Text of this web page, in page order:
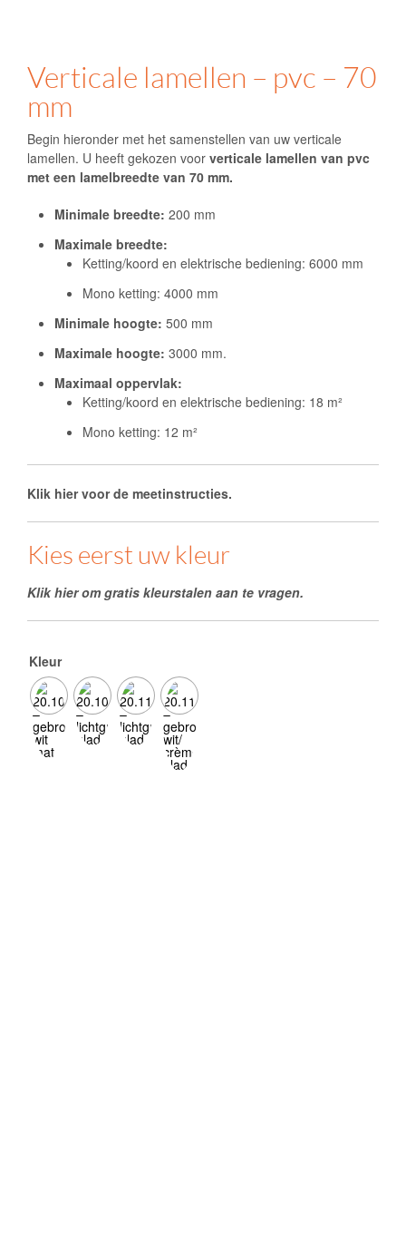
Verticale lamellen – pvc – 70
mm
Begin hieronder met het samenstellen van uw verticale
lamellen. U heeft gekozen voor verticale lamellen van pvc
met een lamelbreedte van 70 mm.
Minimale breedte: 200 mm
Maximale breedte:
Ketting/koord en elektrische bediening: 6000 mm
Mono ketting: 4000 mm
Minimale hoogte: 500 mm
Maximale hoogte: 3000 mm.
Maximaal oppervlak:
Ketting/koord en elektrische bediening: 18 m²
Mono ketting: 12 m²
Klik hier voor de meetinstructies.
Kies eerst uw kleur
Klik hier om gratis kleurstalen aan te vragen.
Kleur